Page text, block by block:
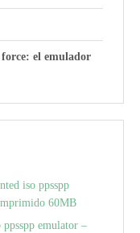
el emulador
iso ppsspp
60MB
emulator –